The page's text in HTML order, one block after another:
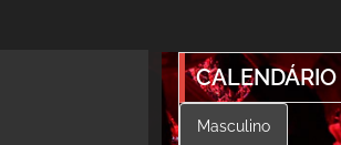
CALENDÁRIO
Masculino